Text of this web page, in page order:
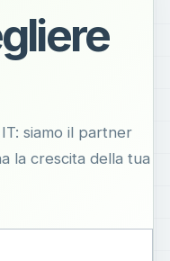
siamo il partner
la crescita della tua